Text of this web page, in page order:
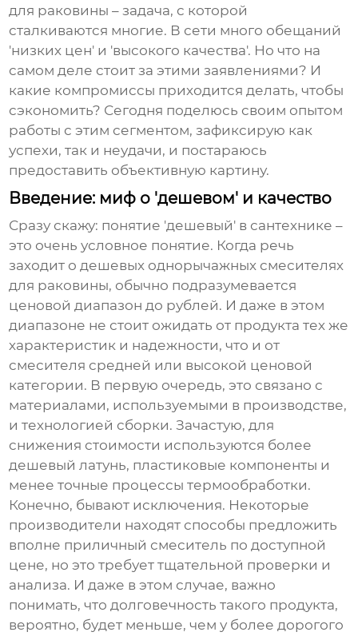
для раковины – задача, с которой
сталкиваются многие. В сети много обещаний
'низких цен' и 'высокого качества'. Но что на
самом деле стоит за этими заявлениями? И
какие компромиссы приходится делать, чтобы
сэкономить? Сегодня поделюсь своим опытом
работы с этим сегментом, зафиксирую как
успехи, так и неудачи, и постараюсь
предоставить объективную картину.
Введение: миф о 'дешевом' и качество
Сразу скажу: понятие 'дешевый' в сантехнике –
это очень условное понятие. Когда речь
заходит одешевых однорычажных смесителях
для раковины, обычно подразумевается
ценовой диапазон до рублей. И даже в этом
диапазоне не стоит ожидать от продукта тех же
характеристик и надежности, что и от
смесителя средней или высокой ценовой
категории. В первую очередь, это связано с
материалами, используемыми в производстве,
и технологией сборки. Зачастую, для
снижения стоимости используются более
дешевый латунь, пластиковые компоненты и
менее точные процессы термообработки.
Конечно, бывают исключения. Некоторые
производители находят способы предложить
вполне приличный смеситель по доступной
цене, но это требует тщательной проверки и
анализа. И даже в этом случае, важно
понимать, что долговечность такого продукта,
вероятно, будет меньше, чем у более дорогого